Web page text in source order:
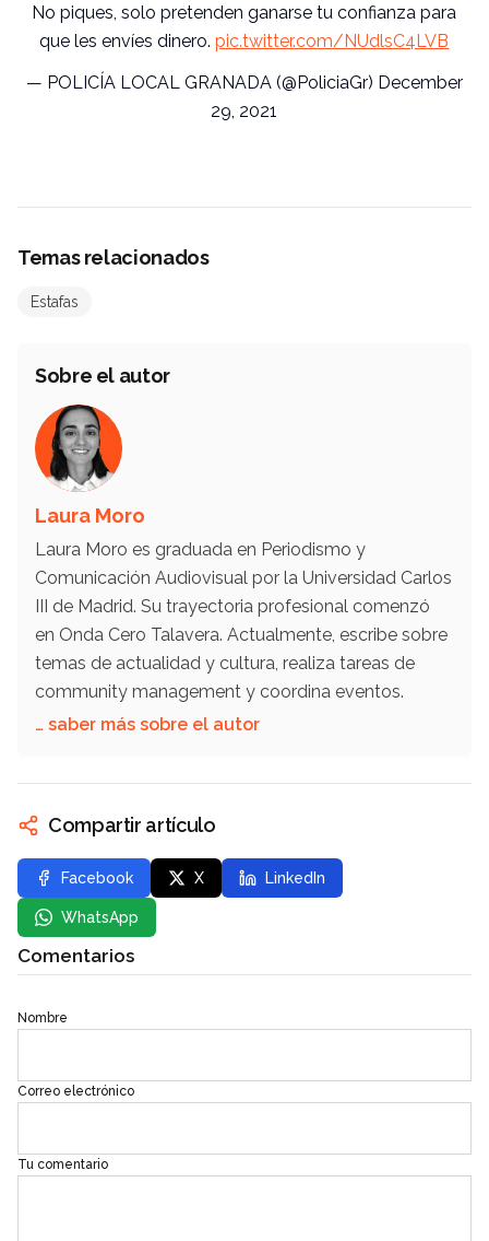
No piques, solo pretenden ganarse tu confianza para
que les envíes dinero.pic.twitter.com/NUdlsC4LVB
— POLICÍA LOCAL GRANADA (@PoliciaGr) December
29, 2021
Temas relacionados
Estafas
Sobre el autor
Laura Moro
Laura Moro es graduada en Periodismo y
Comunicación Audiovisual por la Universidad Carlos
III de Madrid. Su trayectoria profesional comenzó
en Onda Cero Talavera. Actualmente, escribe sobre
temas de actualidad y cultura, realiza tareas de
community management y coordina eventos.
… saber más sobre el autor
Compartir artículo
Facebook X LinkedIn
WhatsApp
Comentarios
Nombre
Correo electrónico
Tu comentario